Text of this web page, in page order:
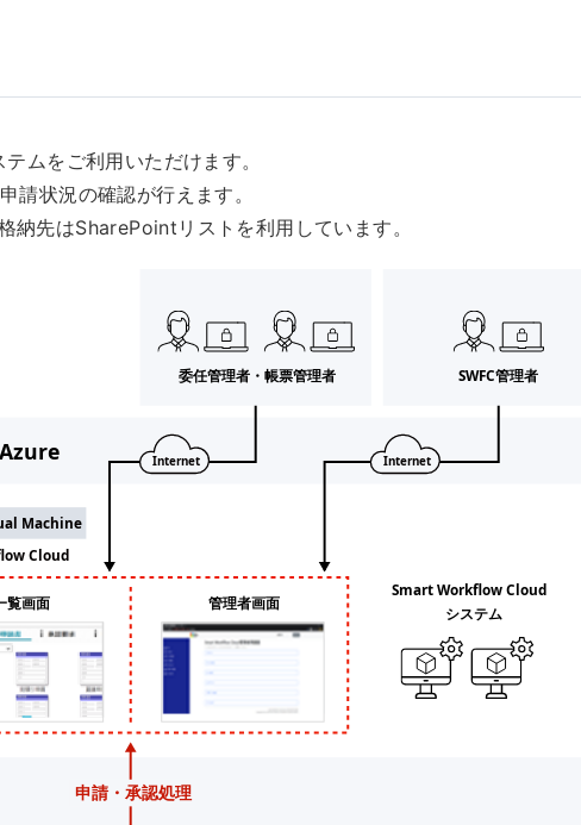
ムをご利用いただけます。
請状況の確認が行えます。
先はSharePointリストを利用しています。